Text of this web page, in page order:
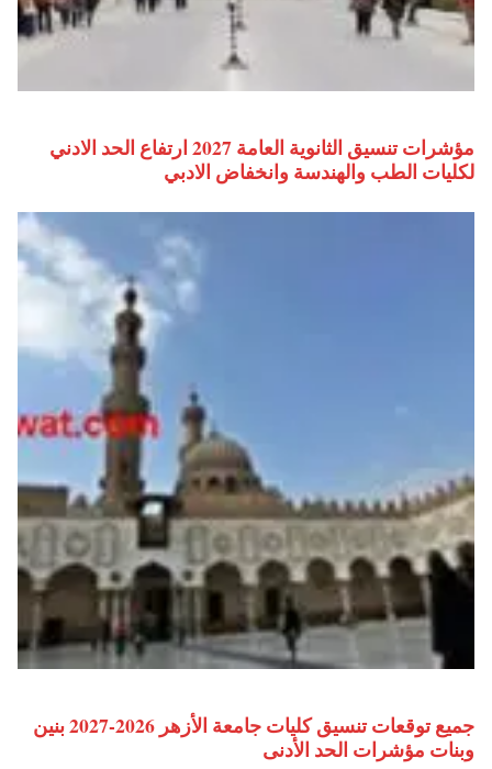
مؤشرات تنسيق الثانوية العامة 2027 ارتفاع الحد الادني
لكليات الطب والهندسة وانخفاض الادبي
جميع توقعات تنسيق كليات جامعة الأزهر 2026-2027 بنين
وبنات مؤشرات الحد الأدنى